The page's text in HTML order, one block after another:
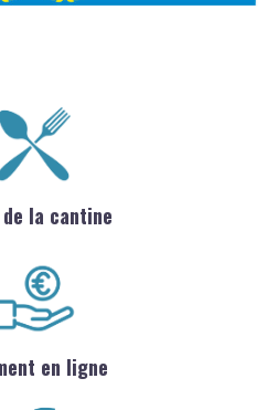
de la cantine
en ligne